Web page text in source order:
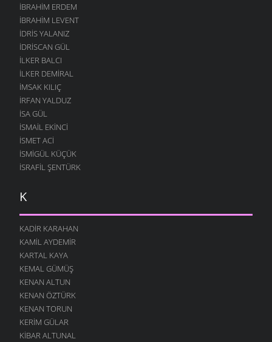
İBRAHIM ERDEM
İBRAHIM LEVENT
İDRIS YALANIZ
IDRISCAN GÜL
İLKER BALCI
İLKER DEMIRAL
İMSAK KILIÇ
İRFAN YALDUZ
ISA GÜL
ISMAIL EKINCI
İSMET ACI
İSMIGÜL KÜÇÜK
İSRAFIL ŞENTÜRK
K
KADIR KARAHAN
KAMIL AYDEMIR
KARTAL KAYA
KEMAL GÜMÜŞ
KENAN ALTUN
KENAN ÖZTÜRK
KENAN TORUN
KERIM GÜLAR
KIBAR ALTUNAL